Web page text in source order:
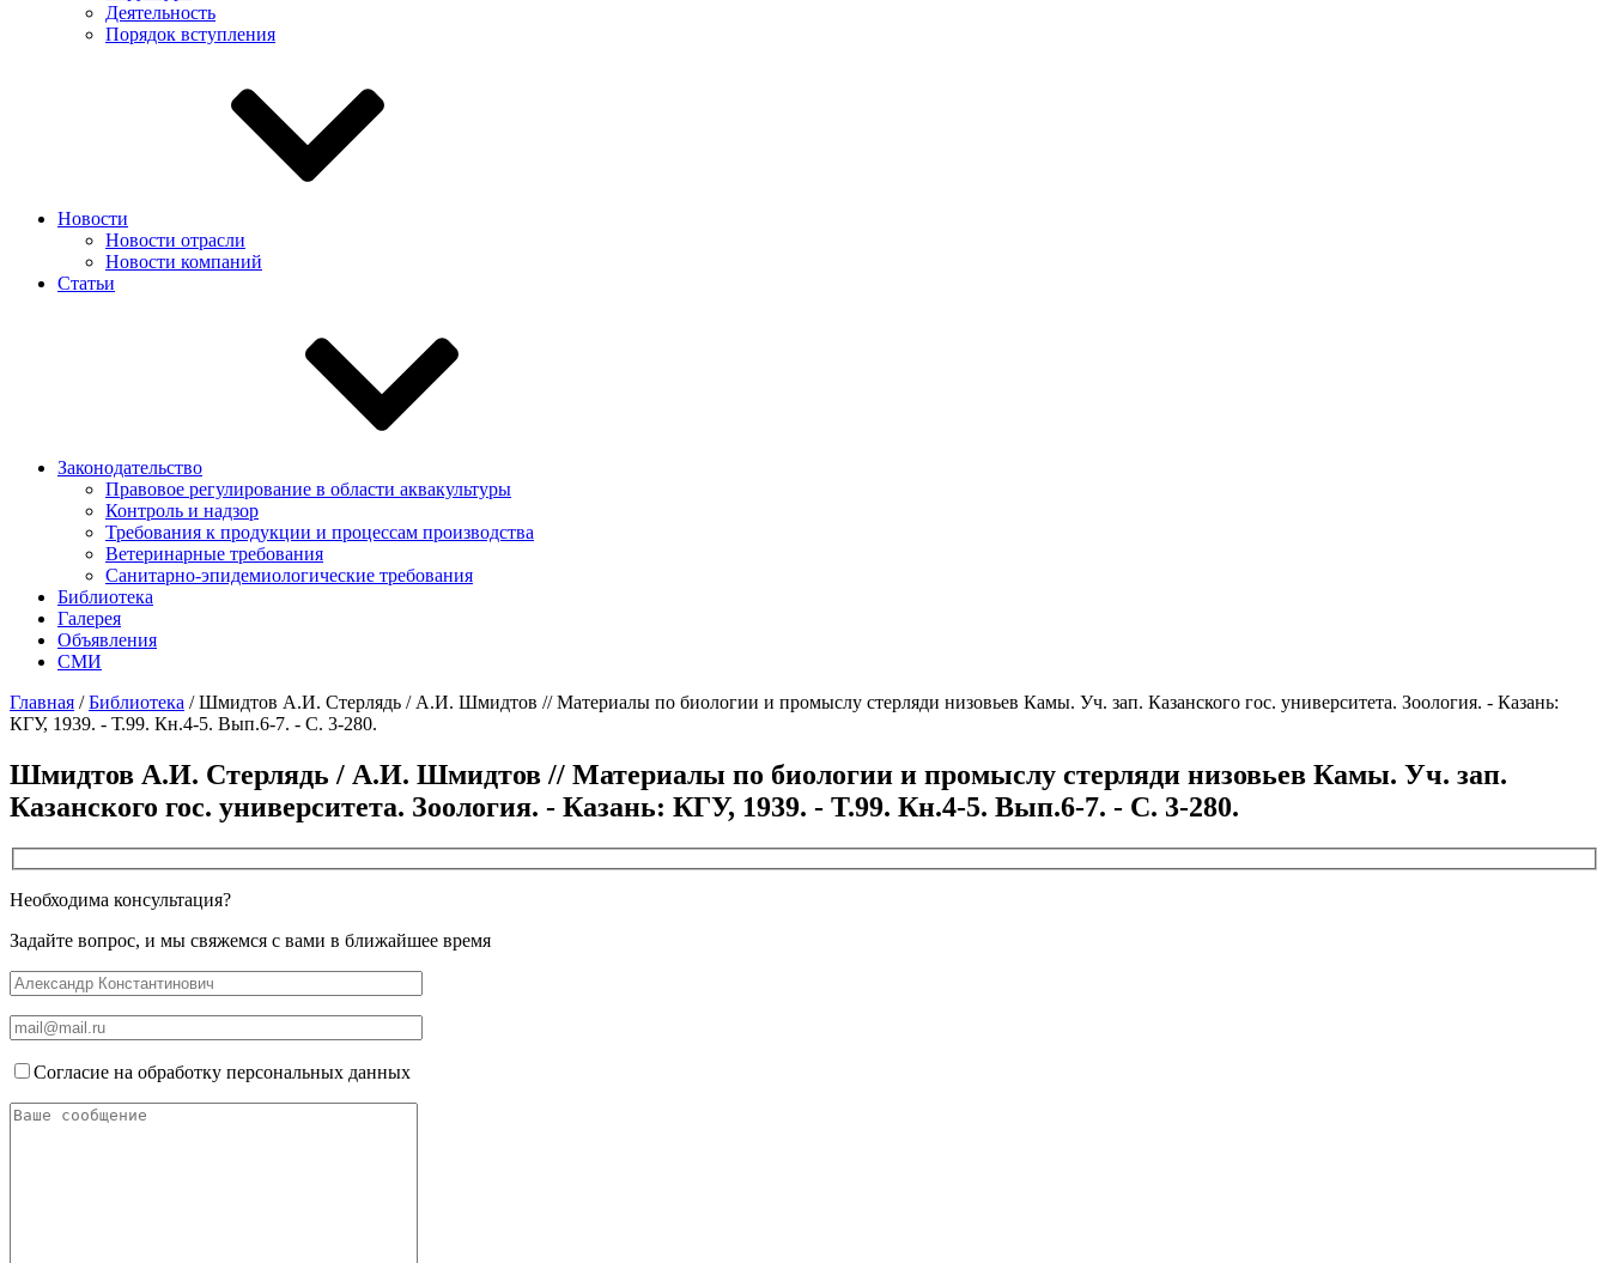
Деятельность
Порядок вступления
Новости
Новости отрасли
Новости компаний
Статьи
Законодательство
Правовое регулирование в области аквакультуры
Контроль и надзор
Требования к продукции и процессам производства
Ветеринарные требования
Санитарно-эпидемиологические требования
Библиотека
Галерея
Объявления
СМИ
Главная /Библиотека /Шмидтов А.И. Стерлядь / А.И. Шмидтов // Материалы по биологии и промыслу стерляди низовьев Камы. Уч. зап. Казанского гос. университета. Зоология. - Казань:
КГУ, 1939. - Т.99. Кн.4-5. Вып.6-7. - С. 3-280.
Шмидтов А.И. Стерлядь / А.И. Шмидтов // Материалы по биологии и промыслу стерляди низовьев Камы. Уч. зап.
Казанского гос. университета. Зоология. - Казань: КГУ, 1939. - Т.99. Кн.4-5. Вып.6-7. - С. 3-280.
Необходима консультация?
Задайте вопрос, и мы свяжемся с вами в ближайшее время
Согласие на обработку персональных данных